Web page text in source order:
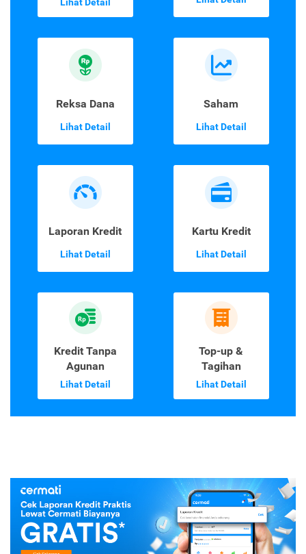
Reksa Dana
Lihat Detail
Saham
Lihat Detail
Laporan Kredit
Lihat Detail
Kartu Kredit
Lihat Detail
Kredit Tanpa
Agunan
Lihat Detail
Top-up &
Tagihan
Lihat Detail